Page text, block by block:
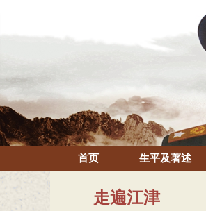
首页 生平及著述
走遍江津